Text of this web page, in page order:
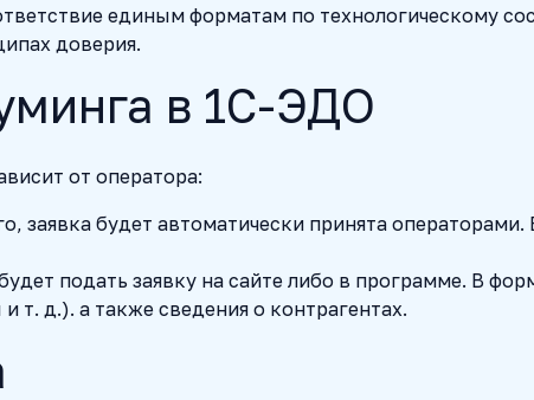
единым форматам по технологическому
доверия.
в 1С-ЭДО
от оператора:
заявка будет автоматически принята
подать заявку на сайте либо в программе. В
д.). а также сведения о контрагентах.